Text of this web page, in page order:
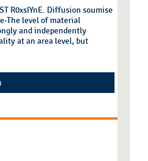
R0xsIYnE. Diffusion soumise
The level of material
and independently
at an area level, but